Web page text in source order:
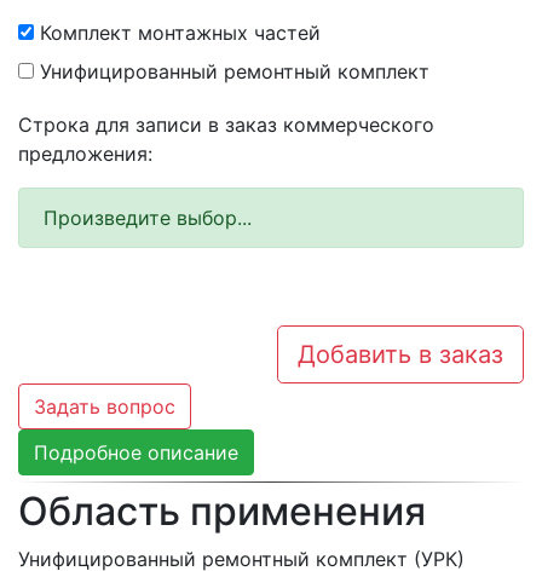
Комплект монтажных частей
Унифицированный ремонтный комплект
Строка для записи в заказ коммерческого
предложения:
Произведите выбор...
Добавить в заказ
Задать вопрос
Подробное описание
Область применения
Унифицированный ремонтный комплект (УРК)